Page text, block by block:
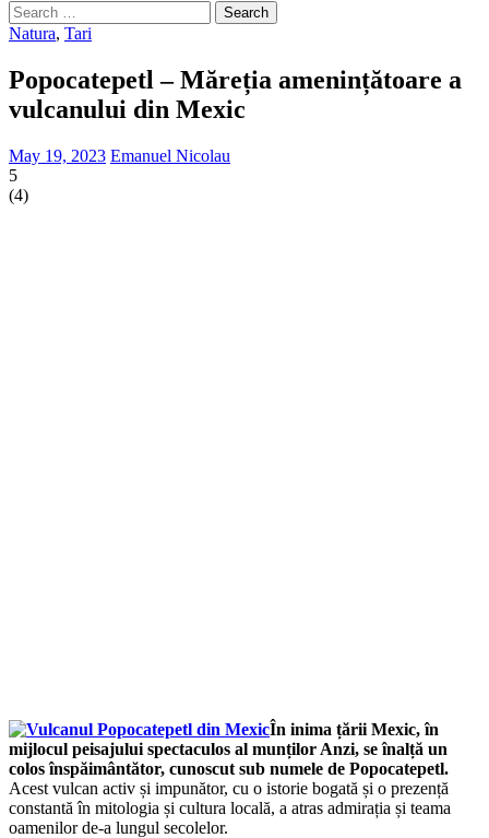
Search
for:
Natura, Tari
Popocatepetl – Măreția amenințătoare a
vulcanului din Mexic
May 19, 2023 Emanuel Nicolau
5
(4)
În inima țării Mexic, în
mijlocul peisajului spectaculos al munților Anzi, se înalță un
colos înspăimântător, cunoscut sub numele de Popocatepetl.
Acest vulcan activ și impunător, cu o istorie bogată și o prezență
constantă în mitologia și cultura locală, a atras admirația și teama
oamenilor de-a lungul secolelor.